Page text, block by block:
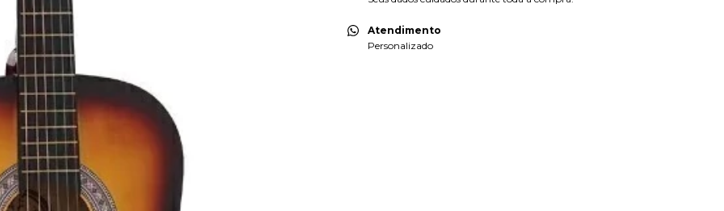
Atendimento
Personalizado